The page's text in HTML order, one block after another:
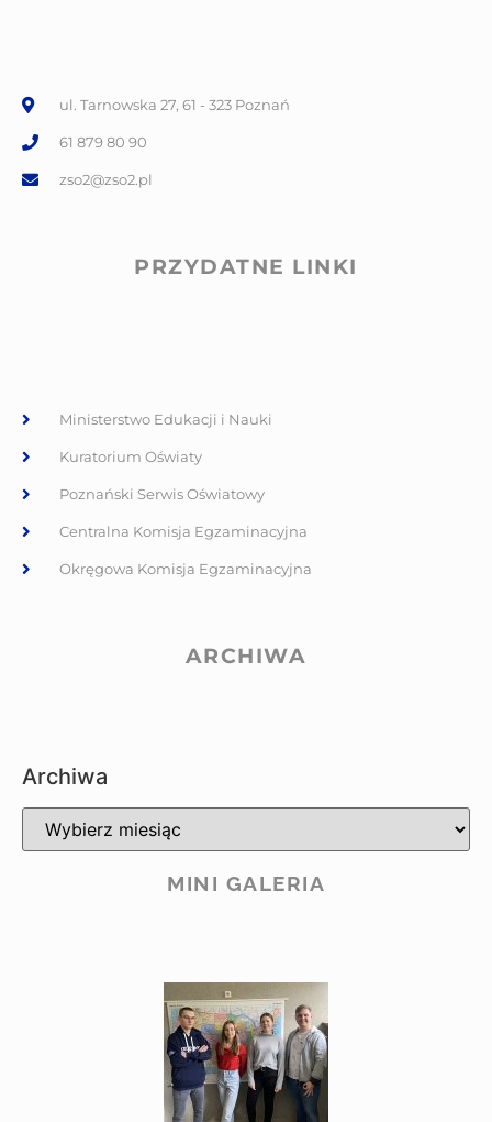
ul. Tarnowska 27, 61 - 323 Poznań
61 879 80 90
zso2@zso2.pl
PRZYDATNE LINKI
Ministerstwo Edukacji i Nauki
Kuratorium Oświaty
Poznański Serwis Oświatowy
Centralna Komisja Egzaminacyjna
Okręgowa Komisja Egzaminacyjna
ARCHIWA
Archiwa
MINI GALERIA